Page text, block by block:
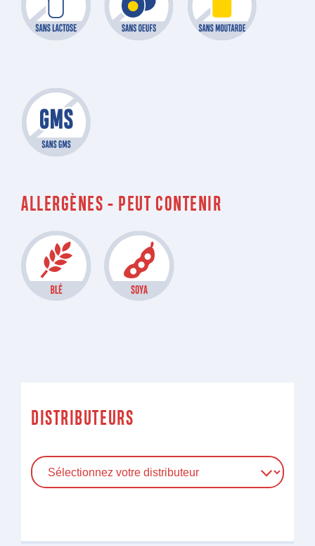
DISTRIBUTEURS
ALLERGÈNES - PEUT CONTENIR